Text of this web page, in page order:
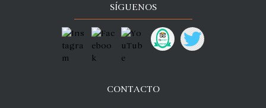
SÍGUENOS
CONTACTO